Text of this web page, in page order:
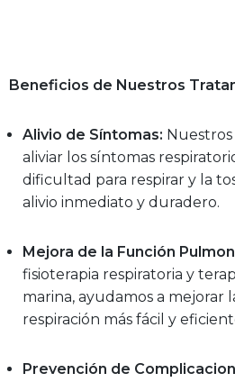
Beneficios de Nuestros
Alivio de Síntomas:
aliviar los síntomas
dificultad para respirar y la
alivio inmediato y duradero.
Mejora de la Función
fisioterapia respiratoria y
marina, ayudamos a
respiración más fácil y
Prevención de